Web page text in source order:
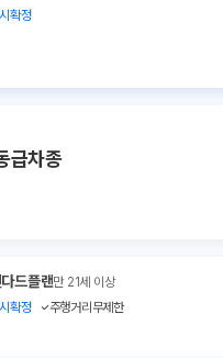
확정
급차종
드플랜만 21세 이상
확정
주행거리무제한